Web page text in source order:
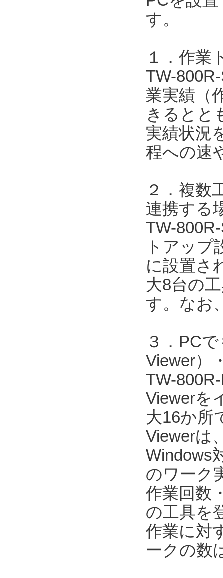
す。
１．作業
TW-
業実績（
きるとと
実績状況
程への速
２．複数
連携する
TW-
トアップ
に設置さ
大8台の
す。なお
３．PC
Viewer）
TW-
Viewerを
大16か所
Viewerは
Windows
のワーク
作業回数
の工具を
作業に対
ークの数